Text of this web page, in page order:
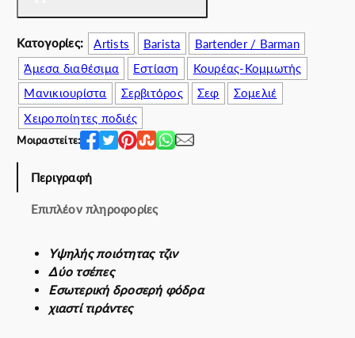
A
p
r
o
n
π
ο
σ
τ
Κατογορίες: Artists Barista
Bartender / Barman
Άμεσα διαθέσιμα
Εστίαση
Κουρέας-Κομμωτής
Μανικιουρίστα
Σερβιτόρος Σεφ
Σομελιέ
Χειροποίητες ποδιές
Μοιραστείτε:
Περιγραφή
Επιπλέον πληροφορίες
Υψηλής ποιότητας τζιν
Δύο τσέπες
Εσωτερική δροσερή φόδρα
χιαστί τιράντες